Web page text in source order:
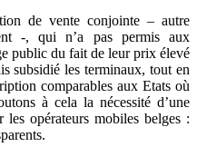
de vente conjointe – autre
-, qui n’a pas permis aux
public du fait de leur prix élevé
subsidié les terminaux, tout en
comparables aux Etats où
à cela la nécessité d’une
opérateurs mobiles belges :